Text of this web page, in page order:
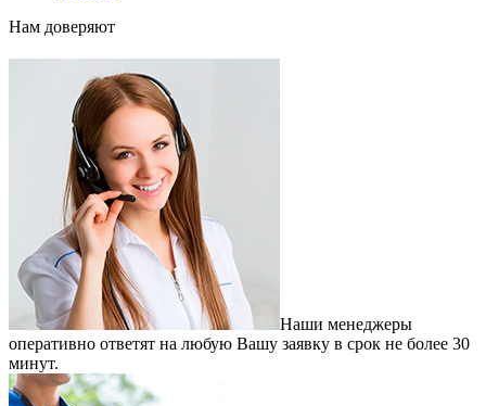
Нам доверяют
Наши менеджеры
оперативно ответят на любую Вашу заявку в срок не более 30
минут.